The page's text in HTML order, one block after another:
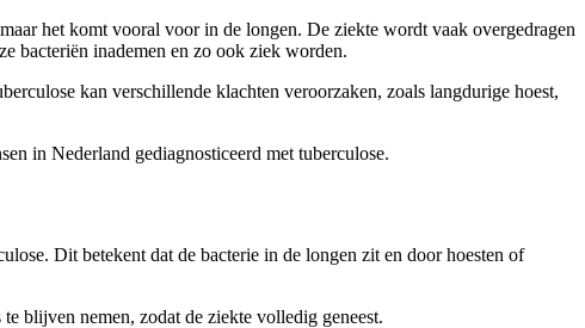
het komt vooral voor in de longen. De ziekte wordt vaak overgedragen
bacteriën inademen en zo ook ziek worden.
kan verschillende klachten veroorzaken, zoals langdurige hoest,
in Nederland gediagnosticeerd met tuberculose.
Dit betekent dat de bacterie in de longen zit en door hoesten of
blijven nemen, zodat de ziekte volledig geneest.